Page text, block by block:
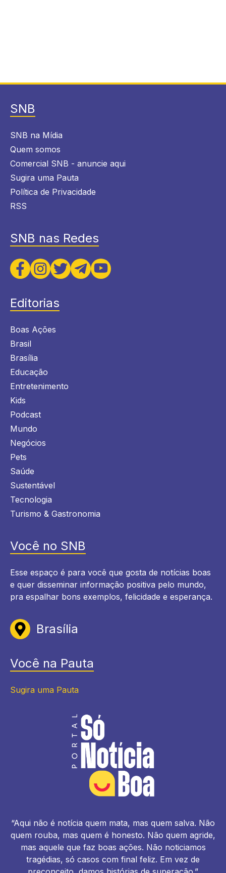
SNB
SNB na Mídia
Quem somos
Comercial SNB - anuncie aqui
Sugira uma Pauta
Política de Privacidade
RSS
SNB nas Redes
Editorias
Boas Ações
Brasil
Brasília
Educação
Entretenimento
Kids
Podcast
Mundo
Negócios
Pets
Saúde
Sustentável
Tecnologia
Turismo & Gastronomia
Você no SNB
Esse espaço é para você que gosta de notícias boas
e quer disseminar informação positiva pelo mundo,
pra espalhar bons exemplos, felicidade e esperança.
Brasília
Você na Pauta
Sugira uma Pauta
“Aqui não é notícia quem mata, mas quem salva. Não
quem rouba, mas quem é honesto. Não quem agride,
mas aquele que faz boas ações. Não noticiamos
tragédias, só casos com final feliz. Em vez de